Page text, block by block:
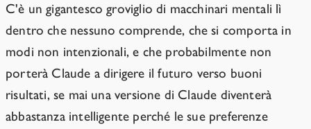
C'è un gigantesco groviglio di macchinari mentali lì
dentro che nessuno comprende, che si comporta in
modi non intenzionali, e che probabilmente non
porterà Claude a dirigere il futuro verso buoni
risultati, se mai una versione di Claude diventerà
abbastanza intelligente perché le sue preferenze